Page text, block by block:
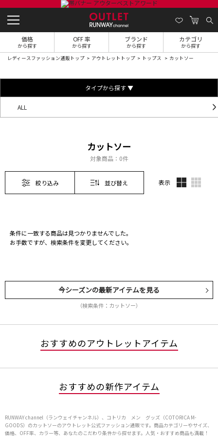
価格
から探す
OFF 率
から探す
ブランド
から探す
カテゴリ
から探す
レディースファッション通販トップ アウトレットトップ トップス カットソー
タイプから探す ▼
ALL
カットソー
対象商品： 0件
絞り込み 並び替え 表示
条件に一致する商品は見つかりませんでした。
お手数ですが、検索条件を変更してください。
今シーズンの最新アイテムを見る
（検索条件：カットソー）
おすすめのアウトレットアイテム
おすすめの新作アイテム
RUNWAY channel（ランウェイチャンネル）、コトリカ メン グッズ（COTORICA M-
GOODS）のカットソーのアウトレット公式ファッション通販です。商品カテゴリーやサイズ、
価格、OFF率、カラー等、あなたのこだわり条件から探せます。人気・おすすめ商品も満載！